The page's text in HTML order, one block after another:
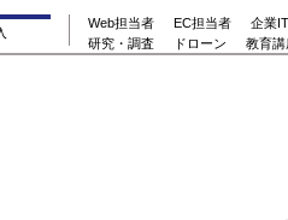
Web担当者 EC担当者 企業IT
研究・調査
ドローン 教育講